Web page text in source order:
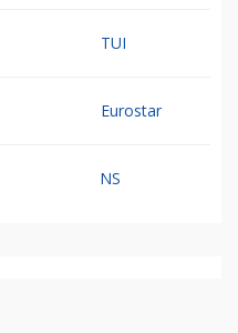
TUI
Eurostar
NS